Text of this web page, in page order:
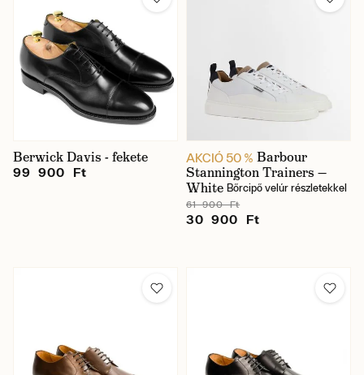
Berwick Davis - fekete
99 900 Ft
AKCIÓ 50 % Barbour
Stannington Trainers —
White Bőrcipő velúr részletekkel
61 900 Ft
30 900 Ft